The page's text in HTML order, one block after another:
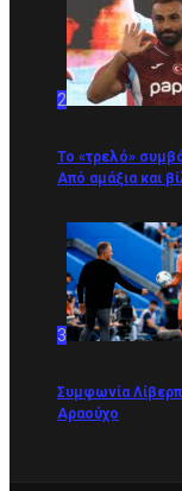
2
Το «τρελό»
Από αμάξια και
3
Συμφωνία
Αραούχο